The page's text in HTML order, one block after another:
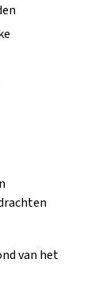
van het